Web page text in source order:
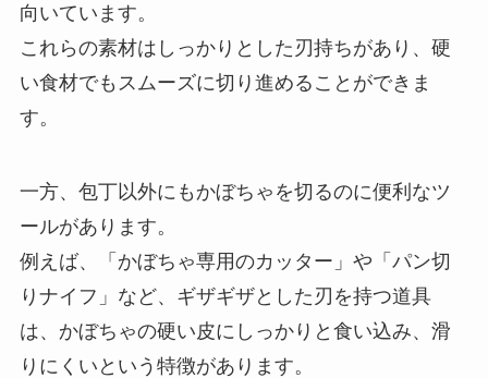
向いています。
これらの素材はしっかりとした刃持ちがあり、硬
い食材でもスムーズに切り進めることができま
す。
一方、包丁以外にもかぼちゃを切るのに便利なツ
ールがあります。
例えば、「かぼちゃ専用のカッター」や「パン切
りナイフ」など、ギザギザとした刃を持つ道具
は、かぼちゃの硬い皮にしっかりと食い込み、滑
りにくいという特徴があります。